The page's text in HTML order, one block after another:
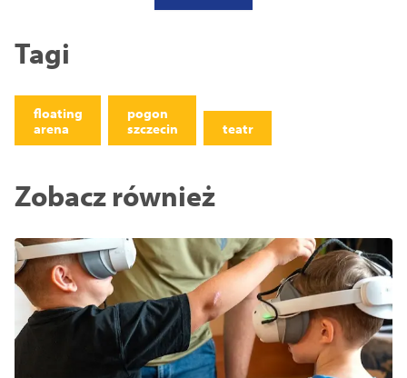
Tagi
floating
arena
pogon
szczecin
teatr
Zobacz również